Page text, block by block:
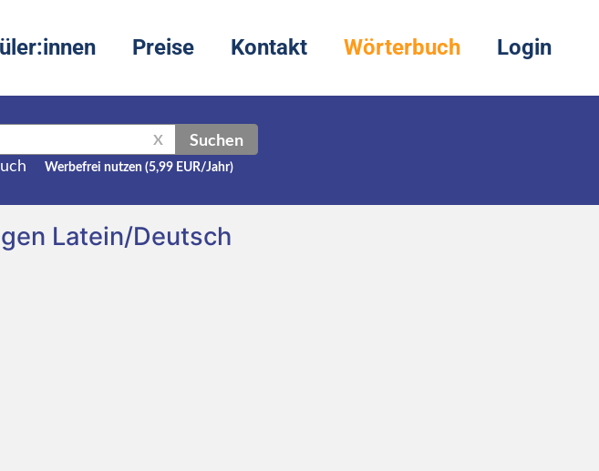
Preise Kontakt Wörterbuch Login
X Suchen
Werbefrei nutzen (5,99 EUR/Jahr)
Latein/Deutsch